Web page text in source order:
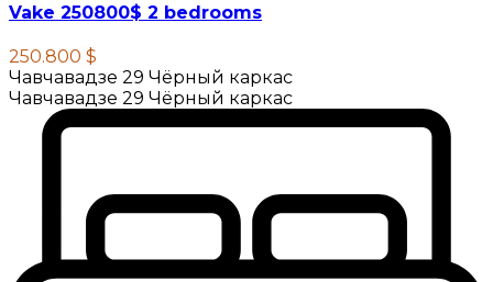
Vake 250800$ 2 bedrooms
250.800 $
Чавчавадзе 29 Чёрный каркас
Чавчавадзе 29 Чёрный каркас